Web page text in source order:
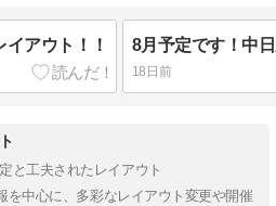
アウト！！
18日前
と工夫されたレイアウト
を中心に、多彩なレイアウト変更や開催